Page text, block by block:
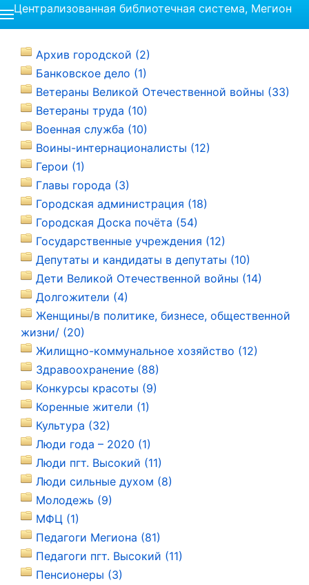
Централизованная библиотечная система, Мегион
Архив городской (2)
Банковское дело (1)
Ветераны Великой Отечественной войны (33)
Ветераны труда (10)
Военная служба (10)
Воины-интернационалисты (12)
Герои (1)
Главы города (3)
Городская администрация (18)
Городская Доска почёта (54)
Государственные учреждения (12)
Депутаты и кандидаты в депутаты (10)
Дети Великой Отечественной войны (14)
Долгожители (4)
Женщины/в политике, бизнесе, общественной
жизни/ (20)
Жилищно-коммунальное хозяйство (12)
Здравоохранение (88)
Конкурсы красоты (9)
Коренные жители (1)
Культура (32)
Люди года – 2020 (1)
Люди пгт. Высокий (11)
Люди сильные духом (8)
Молодежь (9)
МФЦ (1)
Педагоги Мегиона (81)
Педагоги пгт. Высокий (11)
Пенсионеры (3)